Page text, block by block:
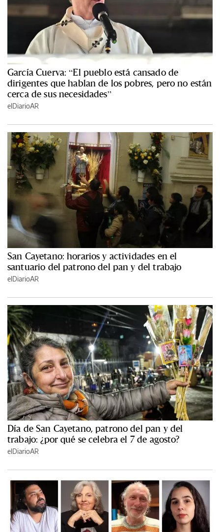
García Cuerva: “El pueblo está cansado de
dirigentes que hablan de los pobres, pero no están
cerca de sus necesidades”
elDiarioAR
San Cayetano: horarios y actividades en el
santuario del patrono del pan y del trabajo
elDiarioAR
Día de San Cayetano, patrono del pan y del
trabajo: ¿por qué se celebra el 7 de agosto?
elDiarioAR